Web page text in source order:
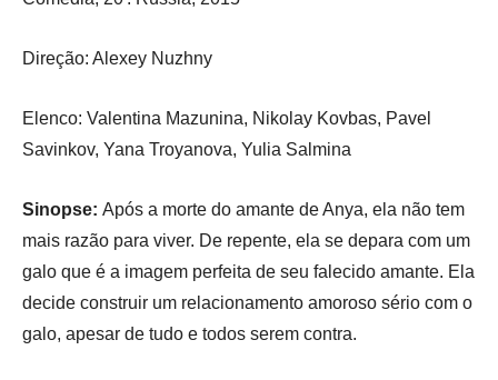
Direção: Alexey Nuzhny
Elenco: Valentina Mazunina, Nikolay Kovbas, Pavel
Savinkov, Yana Troyanova, Yulia Salmina
Sinopse: Após a morte do amante de Anya, ela não tem
mais razão para viver. De repente, ela se depara com um
galo que é a imagem perfeita de seu falecido amante. Ela
decide construir um relacionamento amoroso sério com o
galo, apesar de tudo e todos serem contra.